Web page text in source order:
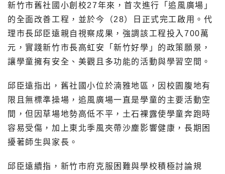
新竹市舊社國小創校27年來，首次進行「追風廣場」
的全面改善工程，並於今（28）日正式完工啟用。代
理市長邱臣遠親自視察成果，強調該工程投入700萬
元，實踐新竹市長高虹安「新竹好學」的政策願景，
讓學童擁有安全、美觀且多功能的活動與學習空間。
邱臣遠指出，舊社國小位於湳雅地區，因校園腹地有
限且無標準操場，追風廣場一直是學童的主要活動空
間，但因草場地勢高低不平，土石裸露使學童奔跑時
容易受傷，加上東北季風夾帶沙塵影響健康，長期困
擾著師生與家長。
邱臣遠續指，新竹市府克服困難與學校積極討論規